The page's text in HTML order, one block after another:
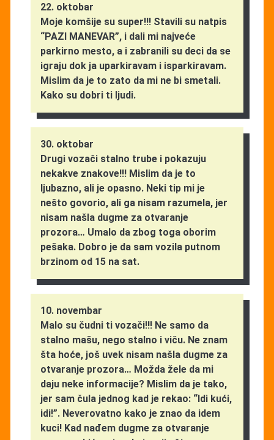
22. oktobar
Moje komšije su super!!! Stavili su natpis
“PAZI MANEVAR”, i dali mi najveće
parkirno mesto, a i zabranili su deci da se
igraju dok ja uparkiravam i isparkiravam.
Mislim da je to zato da mi ne bi smetali.
Kako su dobri ti ljudi.
30. oktobar
Drugi vozači stalno trube i pokazuju
nekakve znakove!!! Mislim da je to
ljubazno, ali je opasno. Neki tip mi je
nešto govorio, ali ga nisam razumela, jer
nisam našla dugme za otvaranje
prozora… Umalo da zbog toga oborim
pešaka. Dobro je da sam vozila putnom
brzinom od 15 na sat.
10. novembar
Malo su čudni ti vozači!!! Ne samo da
stalno mašu, nego stalno i viču. Ne znam
šta hoće, još uvek nisam našla dugme za
otvaranje prozora… Možda žele da mi
daju neke informacije? Mislim da je tako,
jer sam čula jednog kad je rekao: “Idi kući,
idi!”. Neverovatno kako je znao da idem
kuci! Kad nađem dugme za otvaranje